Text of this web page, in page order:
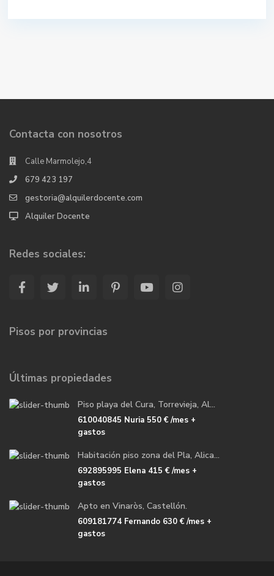
Contacta con nosotros
Calle Marmolejo,4
679 423 197
gestoria@alquilerdocente.com
Alquiler Docente
Redes sociales:
Pisos por provincias
Últimas propiedades
Piso playa del Cura, Torrevieja, Al...
610040845 Nuria 550 €/mes +
gastos
Habitación piso zona del Pla, Alica...
692895995 Elena 415 €/mes +
gastos
Apto en Vinaròs, Castellón.
609181774 Fernando 630 €/mes +
gastos